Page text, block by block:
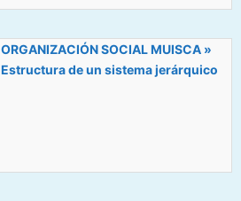
ORGANIZACIÓN SOCIAL MUISCA »
Estructura de un sistema jerárquico